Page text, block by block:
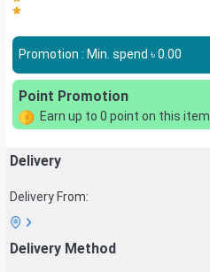
Promotion : Min. spend ৳0.00
Point Promotion
Earn up to 0 point on this item
Delivery
Delivery From:
Delivery Method